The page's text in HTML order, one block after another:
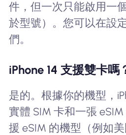
件，但一次只能啟用一
於型號）。您可以在設
們。
iPhone 14 支援雙卡嗎
是的。根據你的機型，
實體 SIM 卡和一張
援 eSIM 的機型（例如